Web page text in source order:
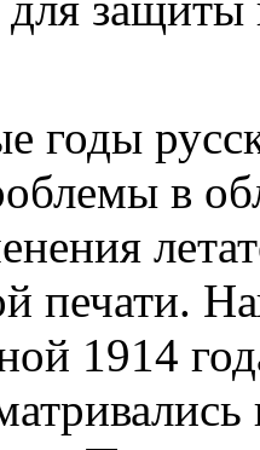
годы
в
печати.
1914